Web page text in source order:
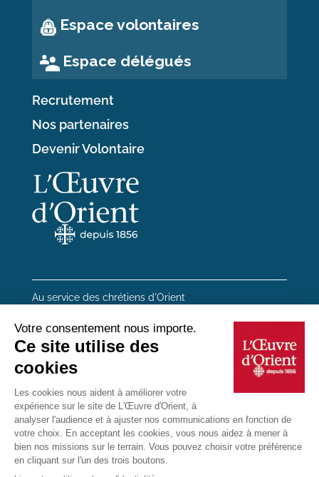
Espace volontaires
Espace délégués
Recrutement
Nos partenaires
Devenir Volontaire
Au service des chrétiens d'Orient
20 rue du Regard 75006 Paris
Mentions Légales